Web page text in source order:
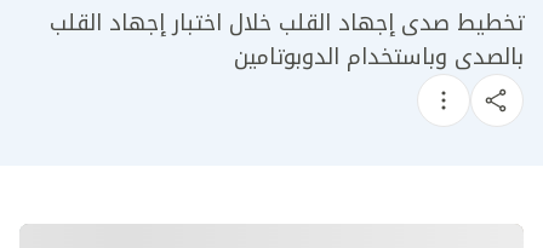
تخطيط صدى إجهاد القلب خلال اختبار إجهاد القلب
بالصدى وباستخدام الدوبوتامين